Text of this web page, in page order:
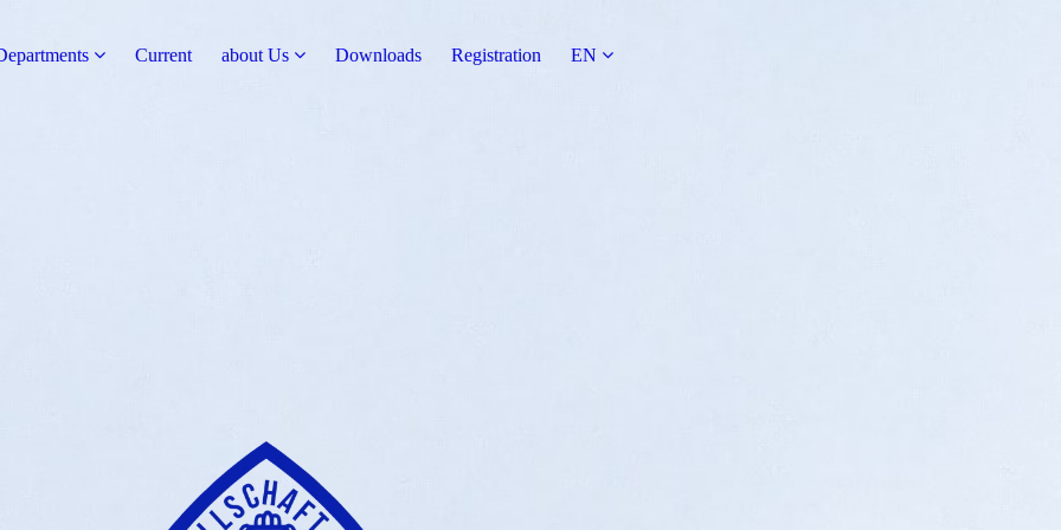
Current about Us Downloads Registration EN